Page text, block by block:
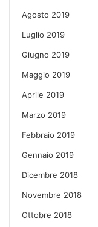
Agosto 2019
Luglio 2019
Giugno 2019
Maggio 2019
Aprile 2019
Marzo 2019
Febbraio 2019
Gennaio 2019
Dicembre 2018
Novembre 2018
Ottobre 2018